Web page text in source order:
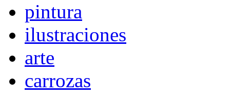
pintura
ilustraciones
arte
carrozas